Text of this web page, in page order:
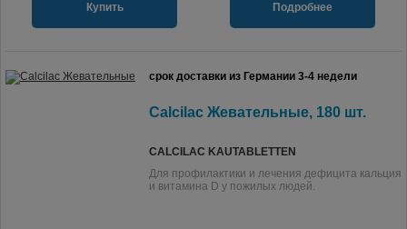
Купить Подробнее
срок доставки из Германии 3-4 недели
Calcilac Жевательные, 180 шт.
CALCILAC KAUTABLETTEN
Для профилактики и лечения дефицита кальция
и витамина D у пожилых людей.